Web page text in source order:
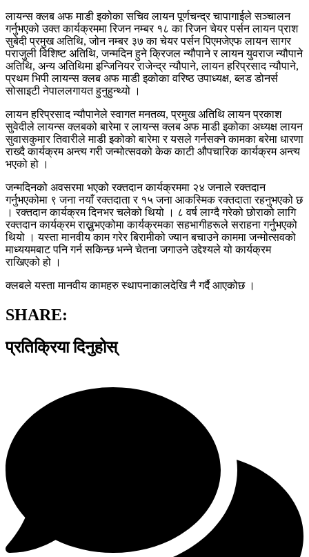
लायन्स क्लब अफ माडी इकोका सचिव लायन पूर्णचन्द्र चापागाईले सञ्चालन
गर्नुभएको उक्त कार्यक्रममा रिजन नम्बर १८ का रिजन चेयर पर्सन लायन प्राश
सुबेदी प्रमुख अतिथि, जोन नम्बर ३७ का चेयर पर्सन पिएमजेएफ लायन सागर
पराजुली विशिष्ट अतिथि, जन्मदिन हुने क्रिजल न्यौपाने र लायन युवराज न्यौपाने
अतिथि, अन्य अतिथिमा इन्जिनियर राजेन्द्र न्यौपाने, लायन हरिप्रसाद न्यौपाने,
प्रथम भिपी लायन्स क्लब अफ माडी इकोका वरिष्ठ उपाध्यक्ष, ब्लड डोनर्स
सोसाइटी नेपाललगायत हुनुहुन्थ्यो ।
लायन हरिप्रसाद न्यौपानेले स्वागत मनतव्य, प्रमुख अतिथि लायन प्रकाश
सुवेदीले लायन्स क्लबको बारेमा र लायन्स क्लब अफ माडी इकोका अध्यक्ष लायन
सुवासकुमार तिवारीले माडी इकोको बारेमा र यसले गर्नसक्ने कामका बरेमा धारणा
राख्दै कार्यक्रम अन्त्य गरी जन्मोत्सवको केक काटी औपचारिक कार्यक्रम अन्त्य
भएको हो ।
जन्मदिनको अवसरमा भएको रक्तदान कार्यक्रममा २४ जनाले रक्तदान
गर्नुभएकोमा ९ जना नयाँ रक्तदाता र १५ जना आकस्मिक रक्तदाता रहनुभएको छ
। रक्तदान कार्यक्रम दिनभर चलेको थियो । ८ वर्ष लाग्दै गरेको छोराको लागि
रक्तदान कार्यक्रम राख्नुभएकोमा कार्यक्रमका सहभागीहरूले सराहना गर्नुभएको
थियो । यस्ता मानवीय काम गरेर बिरामीको ज्यान बचाउने काममा जन्मोत्सवको
माध्ययमबाट पनि गर्न सकिन्छ भन्ने चेतना जगाउने उद्देश्यले यो कार्यक्रम
राखिएको हो ।
क्लबले यस्ता मानवीय कामहरु स्थापनाकालदेखि नै गर्दै आएकोछ ।
SHARE:
प्रतिक्रिया दिनुहोस्